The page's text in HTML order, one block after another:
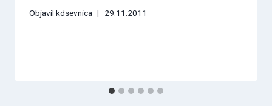
Objavil kdsevnica 29.11.2011